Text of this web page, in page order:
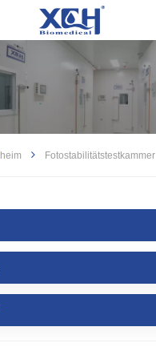
heim Fotostabilitätstestkammer